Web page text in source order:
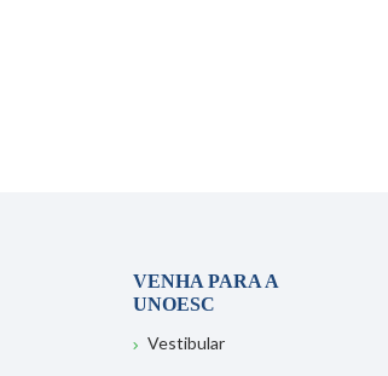
VENHA PARA A
UNOESC
Vestibular